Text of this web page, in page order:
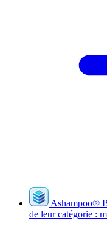
Ashampoo®
de leur catégorie :